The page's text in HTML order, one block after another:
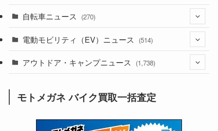
(637)
(118)
(60)
(31)
(51)
(252)
(38)
(24)
(16)
(249)
(64)
(16)
(306)
(6,953)
(2,473)
(249)
(1,226)
(12)(66)
(16)
(1,139)
(166)
(1)
(185)
(137)
(72)
(2,742)
(126)
自転車ニュース (270)
(54)
(211)
電動モビリティ（EV）ニュース (514)
(132)
(171)
(118)
アウトドア・キャンプニュース (1,738)
(8)
(1,605)
モトメガネ バイク買取一括査定